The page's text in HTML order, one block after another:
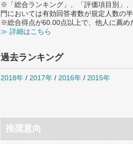
※「総合ランキング」、「評価項目別」
門においては有効回答者数が規定人数の
※総合得点が60.00点以上で、他人に薦め
≫ 詳細はこちら
過去ランキング
2018年 / 2017年 / 2016年 / 2015年
推奨意向